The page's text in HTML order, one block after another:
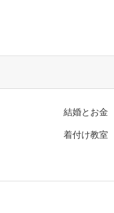
結婚とお金
着付け教室